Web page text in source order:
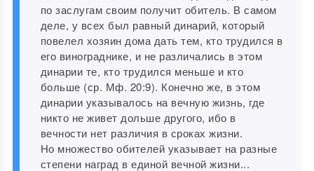
по заслугам своим получит обитель. В самом
деле, у всех был равный динарий, который
повелел хозяин дома дать тем, кто трудился в
его винограднике, и не различались в этом
динарии те, кто трудился меньше и кто
больше (ср. Мф. 20:9). Конечно же, в этом
динарии указывалось на вечную жизнь, где
никто не живет дольше другого, ибо в
вечности нет различия в сроках жизни.
Но множество обителей указывает на разные
степени наград в единой вечной жизни...